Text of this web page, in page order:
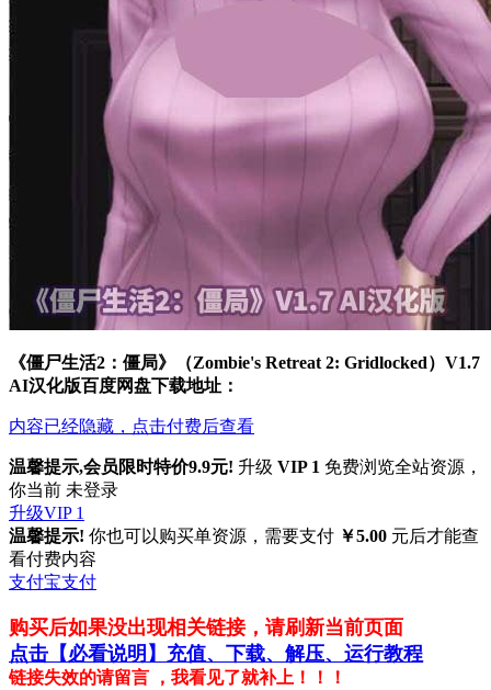
《僵尸生活2：僵局》（Zombie's Retreat 2: Gridlocked）V1.7
AI汉化版百度网盘下载地址：
内容已经隐藏，点击付费后查看
温馨提示,会员限时特价9.9元! 升级 VIP 1 免费浏览全站资源，
你当前 未登录
升级VIP 1
温馨提示! 你也可以购买单资源，需要支付 ￥5.00 元后才能查
看付费内容
支付宝支付
购买后如果没出现相关链接，请刷新当前页面
点击【必看说明】充值、下载、解压、运行教程
链接失效的请留言 ，我看见了就补上！！！